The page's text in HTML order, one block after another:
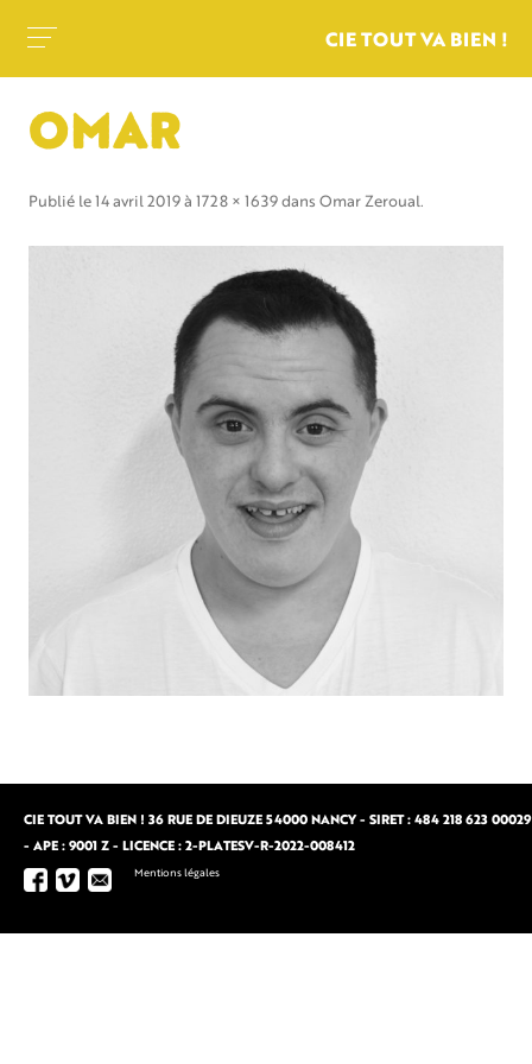
OMAR
Publié le 14 avril 2019 à 1728 × 1639 dans Omar Zeroual.
CIE TOUT VA BIEN ! 36 RUE DE DIEUZE 54000 NANCY - SIRET : 484 218 623 00029
- APE : 9001 Z - LICENCE : 2-PLATESV-R-2022-008412
Mentions légales
CIE TOUT VA BIEN !